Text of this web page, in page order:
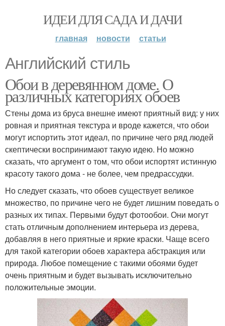
ИДЕИ ДЛЯ САДА И ДАЧИ
главная новости статьи
Английский стиль
Обои в деревянном доме. О
различных категориях обоев
Стены дома из бруса внешне имеют приятный вид: у них
ровная и приятная текстура и вроде кажется, что обои
могут испортить этот идеал, по причине чего ряд людей
скептически воспринимают такую идею. Но можно
сказать, что аргумент о том, что обои испортят истинную
красоту такого дома - не более, чем предрассудки.
Но следует сказать, что обоев существует великое
множество, по причине чего не будет лишним поведать о
разных их типах. Первыми будут фотообои. Они могут
стать отличным дополнением интерьера из дерева,
добавляя в него приятные и яркие краски. Чаще всего
для такой категории обоев характера абстракция или
природа. Любое помещение с такими обоями будет
очень приятным и будет вызывать исключительно
положительные эмоции.